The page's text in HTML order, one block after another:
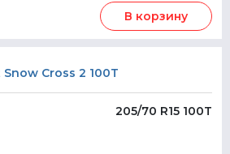
В корзину
Cross 2 100T
205/70 R15 100T